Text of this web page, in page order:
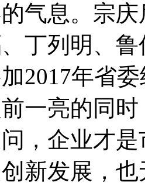
气息。宗
丁列明、
2017年省
一亮的同
企业才是
新发展，